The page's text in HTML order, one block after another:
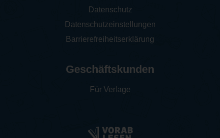
Datenschutz
Datenschutzeinstellungen
Barrierefreiheitserklärung
Geschäftskunden
Für Verlage